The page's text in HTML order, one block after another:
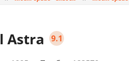
Astra 9.1